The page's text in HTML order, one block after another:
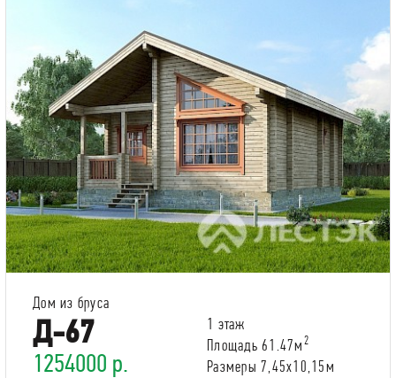
Дом из бруса
Д-67
1254000 р.
1 этаж
Площадь 61.47м2
Размеры 7,45x10,15м